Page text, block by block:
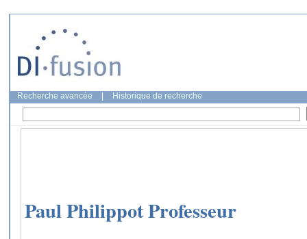
Recherche avancée Historique de recherche
Paul Philippot Professeur